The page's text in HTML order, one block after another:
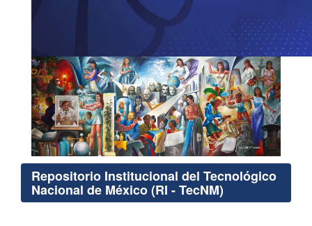
Repositorio Institucional del Tecnológico
Nacional de México (RI - TecNM)